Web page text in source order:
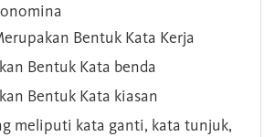
Bentuk Kata Kerja
Bentuk Kata benda
Bentuk Kata kiasan
meliputi kata ganti, kata tunjuk,